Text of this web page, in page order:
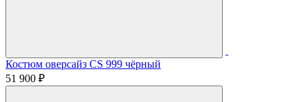
Костюм оверсайз CS 999 чёрный
51 900 ₽